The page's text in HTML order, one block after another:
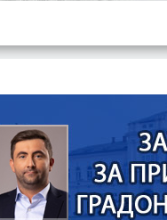
КУЋЕ СА
БОРАЧКИ ДОДАТАК ЗА